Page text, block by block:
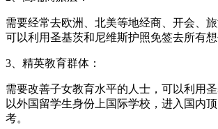
需要经常去欧洲、北美等地经商、开会、旅
可以利用圣基茨和尼维斯护照免签去所有想
3、精英教育群体：
需要改善子女教育水平的人士，可以利用
以外国留学生身份上国际学校，进入国内
考。